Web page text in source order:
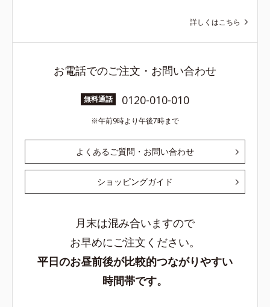
詳しくはこちら
お電話でのご注文・お問い合わせ
無料通話 0120-010-010
午前9時より午後7時まで
よくあるご質問・お問い合わせ
ショッピングガイド
月末は混み合いますので
お早めにご注文ください。
平日のお昼前後が比較的つながりやすい
時間帯です。